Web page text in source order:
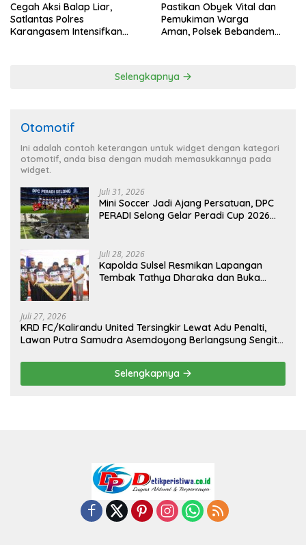
Cegah Aksi Balap Liar,
Satlantas Polres
Karangasem Intensifkan
Pastikan Obyek Vital dan
Pemukiman Warga
Aman, Polsek Bebandem
Selengkapnya
Otomotif
Ini adalah contoh keterangan untuk widget dengan kategori
otomotif, anda bisa dengan mudah memasukkannya pada
widget.
Juli 31, 2026
Mini Soccer Jadi Ajang Persatuan, DPC
PERADI Selong Gelar Peradi Cup 2026
Juli 28, 2026
Kapolda Sulsel Resmikan Lapangan
Tembak Tathya Dharaka dan Buka
Juli 27, 2026
KRD FC/Kalirandu United Tersingkir Lewat Adu Penalti,
Lawan Putra Samudra Asemdoyong Berlangsung Sengit
Selengkapnya